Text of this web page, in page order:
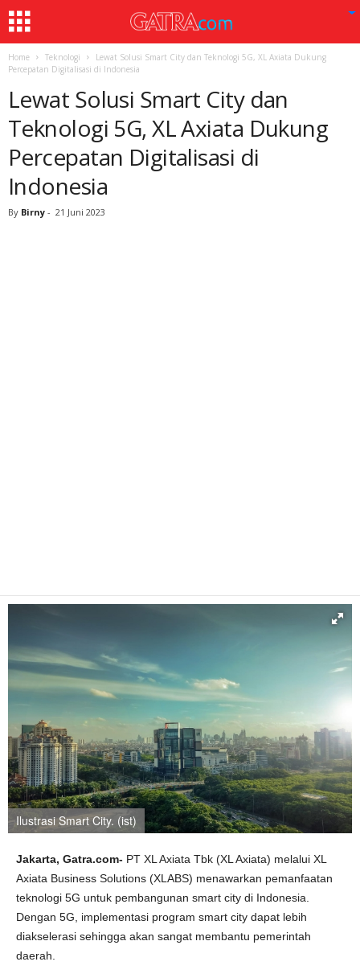
Home Teknologi
Lewat Solusi Smart City dan Teknologi 5G, XL Axiata Dukung
Percepatan Digitalisasi di Indonesia
Lewat Solusi Smart City dan
Teknologi 5G, XL Axiata Dukung
Percepatan Digitalisasi di
Indonesia
By Birny - 21 Juni 2023
Ilustrasi Smart City. (ist)
Jakarta, Gatra.com- PT XL Axiata Tbk (XL Axiata) melalui XL
Axiata Business Solutions (XLABS) menawarkan pemanfaatan
teknologi 5G untuk pembangunan smart city di Indonesia.
Dengan 5G, implementasi program smart city dapat lebih
diakselerasi sehingga akan sangat membantu pemerintah
daerah.